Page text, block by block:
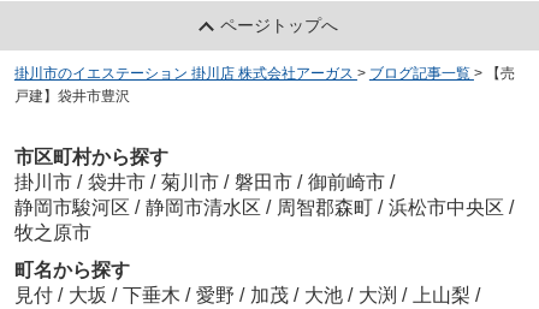
ページトップへ
掛川市のイエステーション 掛川店 株式会社アーガス > ブログ記事一覧 >
【売
戸建】袋井市豊沢
市区町村から探す
掛川市 / 袋井市 / 菊川市 / 磐田市 / 御前崎市 /
静岡市駿河区 / 静岡市清水区 / 周智郡森町 / 浜松市中央区 /
牧之原市
町名から探す
見付 / 大坂 / 下垂木 / 愛野 / 加茂 / 大池 / 大渕 / 上山梨 /